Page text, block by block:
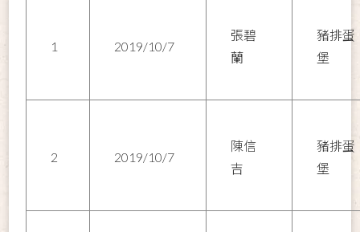
1 2019/10/7
張碧
蘭
豬排蛋
堡
2 2019/10/7
陳信
吉
豬排蛋
堡